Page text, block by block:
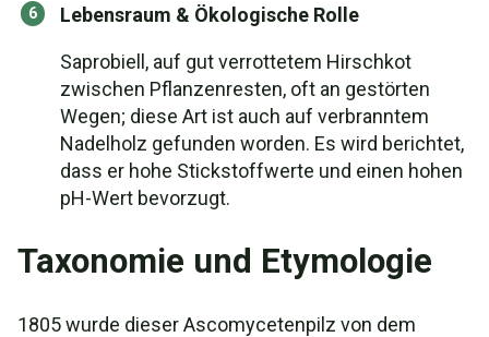
Lebensraum & Ökologische Rolle
Saprobiell, auf gut verrottetem Hirschkot
zwischen Pflanzenresten, oft an gestörten
Wegen; diese Art ist auch auf verbranntem
Nadelholz gefunden worden. Es wird berichtet,
dass er hohe Stickstoffwerte und einen hohen
pH-Wert bevorzugt.
Taxonomie und Etymologie
1805 wurde dieser Ascomycetenpilz von dem